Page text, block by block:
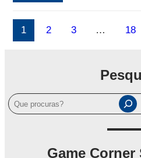
1 2 3 … 18
P
e
Game